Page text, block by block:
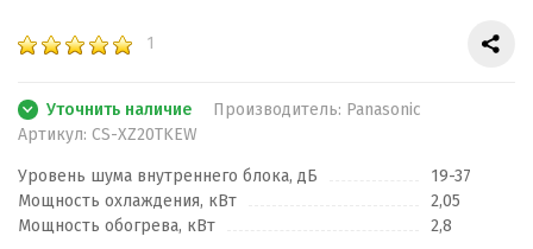
1
Уточнить наличие Производитель: Panasonic
Артикул: CS-XZ20TKEW
Уровень шума внутреннего блока, дБ
19-37
Мощность охлаждения, кВт
2,05
Мощность обогрева, кВт
2,8